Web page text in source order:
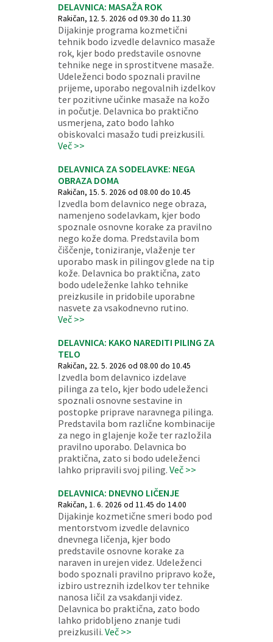
DELAVNICA: MASAŽA ROK
Rakičan, 12. 5. 2026 od 09.30 do 11.30
Dijakinje programa kozmetični
tehnik bodo izvedle delavnico masaže
rok, kjer bodo predstavile osnovne
tehnike nege in sprostitvene masaže.
Udeleženci bodo spoznali pravilne
prijeme, uporabo negovalnih izdelkov
ter pozitivne učinke masaže na kožo
in počutje. Delavnica bo praktično
usmerjena, zato bodo lahko
obiskovalci masažo tudi preizkusili.
Več >>
DELAVNICA ZA SODELAVKE: NEGA
OBRAZA DOMA
Rakičan, 15. 5. 2026 od 08.00 do 10.45
Izvedla bom delavnico nege obraza,
namenjeno sodelavkam, kjer bodo
spoznale osnovne korake za pravilno
nego kože doma. Predstavila bom
čiščenje, toniziranje, vlaženje ter
uporabo mask in pilingov glede na tip
kože. Delavnica bo praktična, zato
bodo udeleženke lahko tehnike
preizkusile in pridobile uporabne
nasvete za vsakodnevno rutino.
Več >>
DELAVNICA: KAKO NAREDITI PILING ZA
TELO
Rakičan, 22. 5. 2026 od 08.00 do 10.45
Izvedla bom delavnico izdelave
pilinga za telo, kjer bodo udeleženci
spoznali osnovne sestavine in
postopke priprave naravnega pilinga.
Predstavila bom različne kombinacije
za nego in glajenje kože ter razložila
pravilno uporabo. Delavnica bo
praktična, zato si bodo udeleženci
lahko pripravili svoj piling. Več >>
DELAVNICA: DNEVNO LIČENJE
Rakičan, 1. 6. 2026 od 11.45 do 14.00
Dijakinje kozmetične smeri bodo pod
mentorstvom izvedle delavnico
dnevnega ličenja, kjer bodo
predstavile osnovne korake za
naraven in urejen videz. Udeleženci
bodo spoznali pravilno pripravo kože,
izbiro ustreznih izdelkov ter tehnike
nanosa ličil za vsakdanji videz.
Delavnica bo praktična, zato bodo
lahko pridobljeno znanje tudi
preizkusili. Več >>